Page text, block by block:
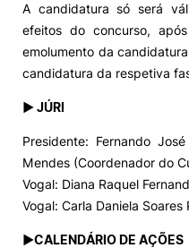
A candidatura só será
efeitos do concurso,
emolumento da
candidatura da respetiva
► JÚRI
Presidente: Fernando
Mendes (Coordenador do
Vogal: Diana Raquel
Vogal: Carla Daniela Soares
►CALENDÁRIO DE AÇÕES